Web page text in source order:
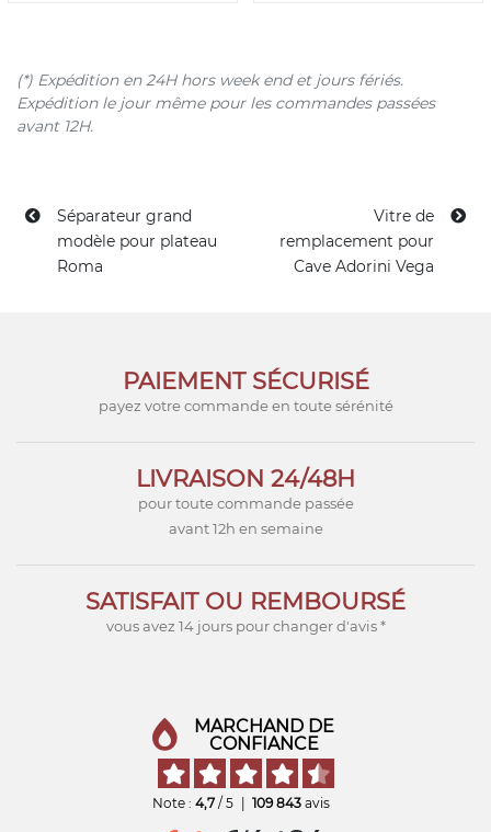
(*) Expédition en 24H hors week end et jours fériés.
Expédition le jour même pour les commandes passées
avant 12H.
Séparateur grand
modèle pour plateau
Roma
Vitre de
remplacement pour
Cave Adorini Vega
PAIEMENT SÉCURISÉ
payez votre commande en toute sérénité
LIVRAISON 24/48H
pour toute commande passée
avant 12h en semaine
SATISFAIT OU REMBOURSÉ
vous avez 14 jours pour changer d'avis *
MARCHAND DE
CONFIANCE
Note : 4,7 / 5 109 843 avis